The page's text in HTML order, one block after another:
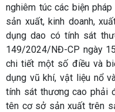
nghiêm túc các biện
sản xuất, kinh doanh,
dụng dao có tính sát
149/2024/NĐ-CP ngày
chi tiết một số điều và
dụng vũ khí, vật liệu nổ
tính sát thương cao phải
tên cơ sở sản xuất trên